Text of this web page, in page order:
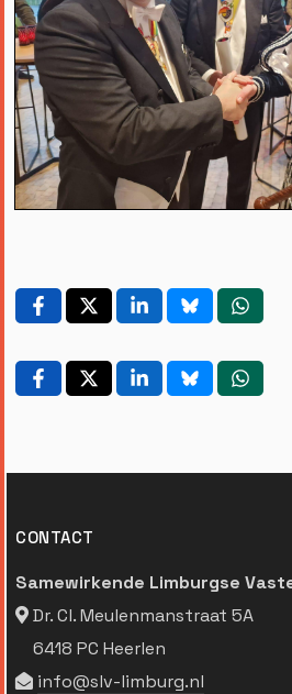
CONTACT
Samewirkende Limburgse
Dr. Cl. Meulenmanstraat 5A
6418 PC Heerlen
info@slv-limburg.nl